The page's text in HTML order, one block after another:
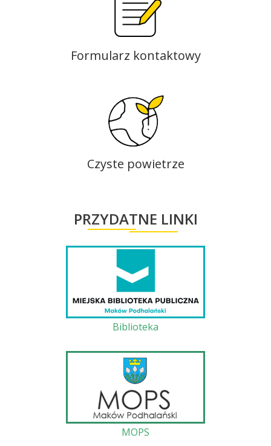
Formularz kontaktowy
Czyste powietrze
PRZYDATNE LINKI
Biblioteka
MOPS